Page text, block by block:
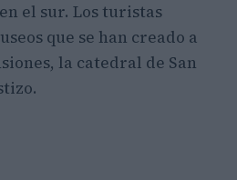
el sur. Los turistas
que se han creado a
la catedral de San